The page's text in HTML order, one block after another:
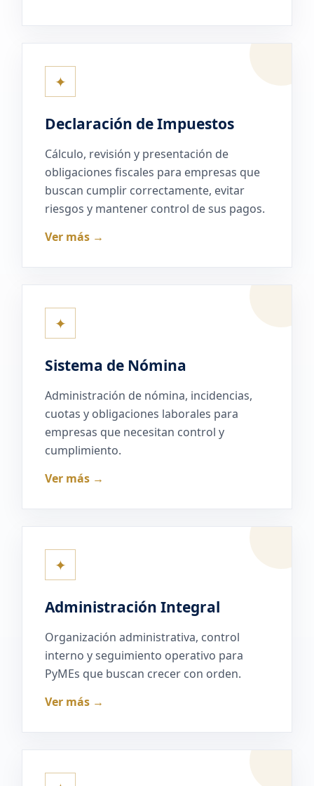
✦
Declaración de Impuestos
Cálculo, revisión y presentación de
obligaciones fiscales para empresas que
buscan cumplir correctamente, evitar
riesgos y mantener control de sus pagos.
Ver más →
✦
Sistema de Nómina
Administración de nómina, incidencias,
cuotas y obligaciones laborales para
empresas que necesitan control y
cumplimiento.
Ver más →
✦
Administración Integral
Organización administrativa, control
interno y seguimiento operativo para
PyMEs que buscan crecer con orden.
Ver más →